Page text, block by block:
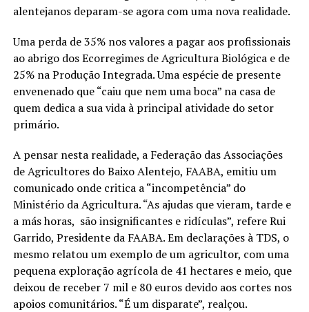
alentejanos deparam-se agora com uma nova realidade.
Uma perda de 35% nos valores a pagar aos profissionais
ao abrigo dos Ecorregimes de Agricultura Biológica e de
25% na Produção Integrada. Uma espécie de presente
envenenado que “caiu que nem uma boca” na casa de
quem dedica a sua vida à principal atividade do setor
primário.
A pensar nesta realidade, a Federação das Associações
de Agricultores do Baixo Alentejo, FAABA, emitiu um
comunicado onde critica a “incompetência” do
Ministério da Agricultura. “As ajudas que vieram, tarde e
a más horas, são insignificantes e ridículas”, refere Rui
Garrido, Presidente da FAABA. Em declarações à TDS, o
mesmo relatou um exemplo de um agricultor, com uma
pequena exploração agrícola de 41 hectares e meio, que
deixou de receber 7 mil e 80 euros devido aos cortes nos
apoios comunitários. “É um disparate”, realçou.